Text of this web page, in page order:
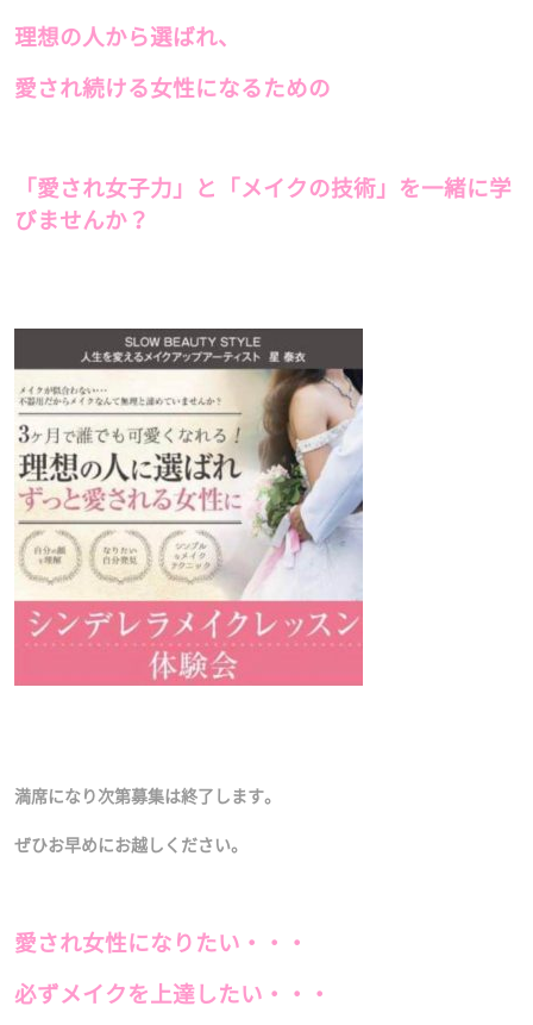
理想の人から選ばれ、
愛され続ける女性になるための
「愛され女子力」と「メイクの技術」を一緒に学
びませんか？
満席になり次第募集は終了します。
ぜひお早めにお越しください。
愛され女性になりたい・・・
必ずメイクを上達したい・・・